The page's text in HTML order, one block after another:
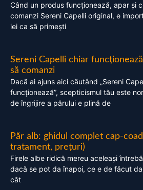
Când un produs funcționează, apar și
comanzi Sereni Capelli original, e
iei ca să primești
Sereni Capelli chiar
să comanzi
Dacă ai ajuns aici căutând „Sereni
funcționează”, scepticismul tău este
de îngrijire a părului e plină de
Păr alb: ghidul complet cap-
tratament, prețuri)
Firele albe ridică mereu aceleași
dacă se pot da înapoi, ce e de făcut
cât